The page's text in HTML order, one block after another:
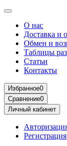
О нас
Доставка и
Обмен и
Таблицы
Статьи
Контакты
Избранное0
Сравнение0
Личный кабинет
Регистрация